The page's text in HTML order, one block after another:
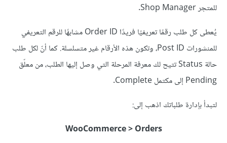
للمتجر Shop Manager.
يُعطى كل طلب رقمًا تعريفيًا فريدًا Order ID مشابهًا للرقم التعريفي
للمنشورات Post ID، وتكون هذه الأرقام غير متسلسلة. كما أنّ لكل طلب
حالة Status تتيح لك معرفة المرحلة التي وصل إليها الطلب، من معلّق
Pending إلى مكتمل Complete.
لتبدأ بإدارة طلباتك اذهب إلى:
WooCommerce > Orders